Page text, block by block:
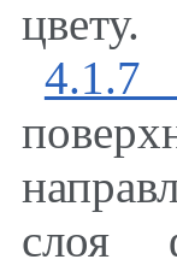
цвету.
4.1.7
слоя